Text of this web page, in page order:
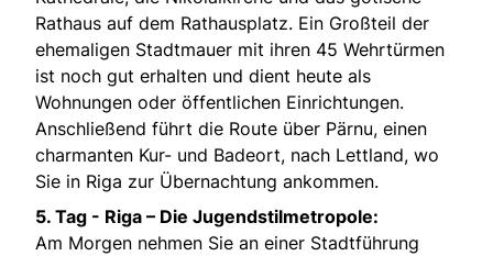
Rathaus auf dem Rathausplatz. Ein Großteil der
ehemaligen Stadtmauer mit ihren 45 Wehrtürmen
ist noch gut erhalten und dient heute als
Wohnungen oder öffentlichen Einrichtungen.
Anschließend führt die Route über Pärnu, einen
charmanten Kur- und Badeort, nach Lettland, wo
Sie in Riga zur Übernachtung ankommen.
5. Tag - Riga – Die Jugendstilmetropole:
Am Morgen nehmen Sie an einer Stadtführung